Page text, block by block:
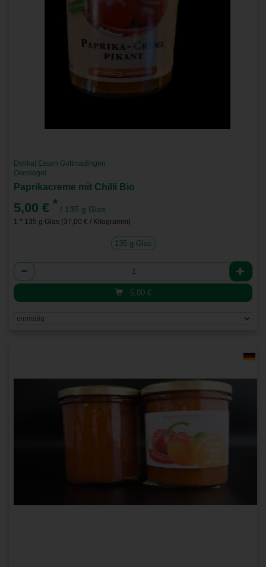
Delikat Essen Gottmadingen
Ökosiegel
Paprikacreme mit Chilli Bio
5,00 € * / 135 g Glas
1 * 135 g Glas (37,00 € / Kilogramm)
135 g Glas
Anzahl
5,00 €